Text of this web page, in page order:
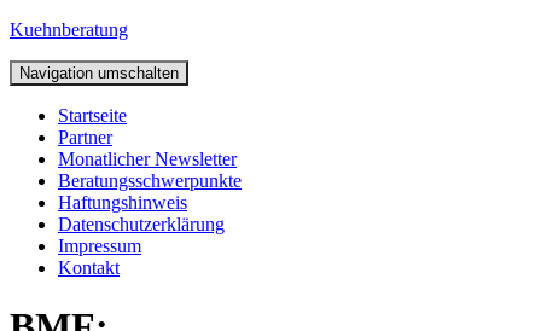
Kuehnberatung
Navigation umschalten
Startseite
Partner
Monatlicher Newsletter
Beratungsschwerpunkte
Haftungshinweis
Datenschutzerklärung
Impressum
Kontakt